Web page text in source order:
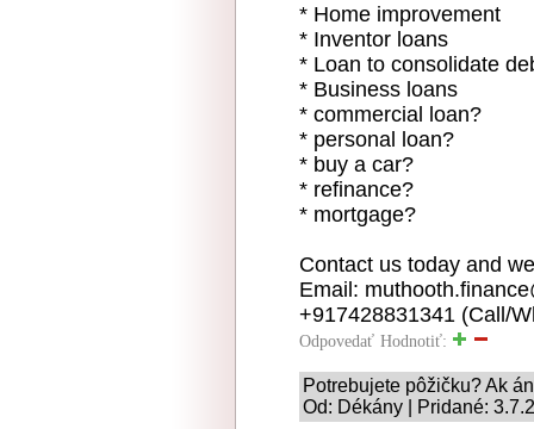
* Home improvement
* Inventor loans
* Loan to consolidate
* Business loans
* commercial loan?
* personal loan?
* buy a car?
* refinance?
* mortgage?
Contact us today and
Email:
+917428831341 (Call/
Odpovedať Hodnotiť:
Potrebujete pôžičku? Ak
Od: Dékány | Pridané: